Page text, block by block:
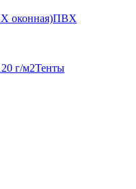
оконная)ПВХ
г/м2Тенты